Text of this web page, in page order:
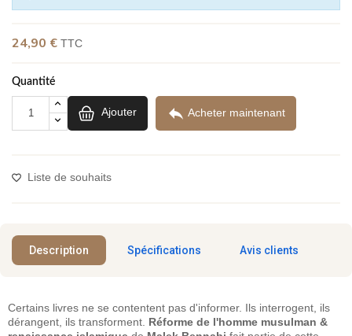
24,90 € TTC
Quantité
Ajouter  Acheter maintenant
Liste de souhaits
Description Spécifications Avis clients
Certains livres ne se contentent pas d'informer. Ils interrogent, ils
dérangent, ils transforment. Réforme de l'homme musulman &